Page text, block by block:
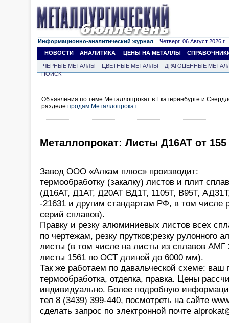
Информационно-аналитический журнал Четверг, 06 Август 2026 г.
НОВОСТИ
АНАЛИТИКА ЦЕНЫ НА МЕТАЛЛЫ
ЧЕРНЫЕ МЕТАЛЛЫ ЦВЕТНЫЕ МЕТАЛЛЫ
ДРАГОЦЕННЫЕ
ПОИСК
Объявления по теме Металлопрокат в Екатеринбурге и
разделе продам Металлопрокат.
Металлопрокат: Листы Д16АТ от 155
Завод ООО «Алкам плюс» производит:
термообработку (закалку) листов и плит
(Д16АТ, Д1АТ, Д20АТ ВД1Т, 1105Т, В95Т,
-21631 и другим стандартам РФ, в том числе
серий сплавов).
Правку и резку алюминиевых листов всех
по чертежам, резку прутков;резку рулонного
листы (в том числе на листы из сплавов
листы 1561 по ОСТ длиной до 6000 мм).
Так же работаем по давальческой схеме: ваш
термообработка, отделка, правка. Цены
индивидуально. Более подробную
тел 8 (3439) 399-440, посмотреть на сайте
сделать запрос по электронной почте